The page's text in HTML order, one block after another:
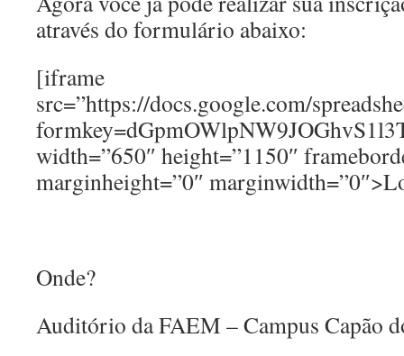
através do formulário abaixo:
[iframe
src=”https://docs.google.com/
width=”650″ height=”1150″
marginheight=”0″
Onde?
Auditório da FAEM – Campus Capão